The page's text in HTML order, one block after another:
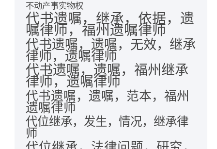
不动产事实物权
代书遗嘱，继承，依据，遗
嘱律师，福州遗嘱律师
代书遗嘱，遗嘱，无效，继承
律师，遗嘱律师
代书遗嘱，遗嘱，福州继承
律师，遗嘱律师
代书遗嘱，遗嘱，范本，福州
遗嘱律师
代位继承，发生，情况，继承律
师